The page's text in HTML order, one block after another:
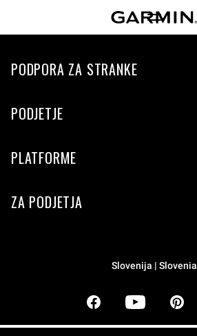
PODPORA ZA STRANKE
PODJETJE
PLATFORME
ZA PODJETJA
Slovenija | Slovenia